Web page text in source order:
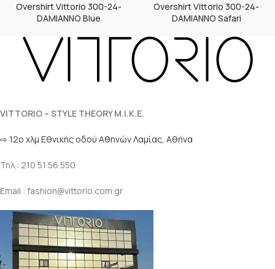
Overshirt Vittorio 300-24-
DAMIANNO Blue
Overshirt Vittorio 300-24-
DAMIANNO Safari
VITTORIO – STYLE THEORY M.I.K.E.
⇨ 12ο χλμ Eθνικής οδού Αθηνών Λαμίας, Αθήνα
Τηλ.: 210 51 56 550
Email : fashion@vittorio.com.gr